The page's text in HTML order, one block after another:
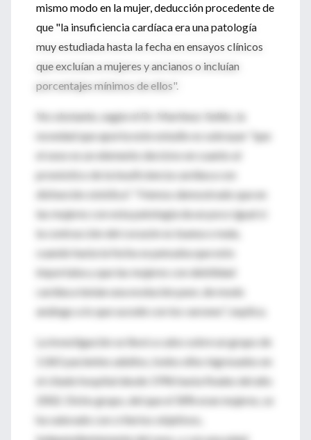
mismo modo en la mujer, deducción procedente de
que "la insuficiencia cardíaca era una patología
muy estudiada hasta la fecha en ensayos clínicos
que excluían a mujeres y ancianos o incluían
porcentajes mínimos de ellos".
No obstante, según el Dr. Martínez-Sellés, la
novedad que aporta este estudio es subrayar "que
el sexo es un elemento decisivo en cuanto al
pronóstico de la insuficiencia cardíaca con
disfunción sistólica". "Hemos demostrado que en
las mujeres con esta patología da un poco igual si
la contracción del corazón es buena o mala,
cuando hasta la fecha se pensaba que esto
importaba y que las mujeres con debilidad
cardíaca tenían una evolución peor, de modo
análogo a lo que sucede con los varones", explica.
La investigación se llevó a cabo sobre un grupo de
1.065 pacientes adultos, todos ellos ingresados en
el citado hospital desde 1996 hasta finales del año
2002. Dicho grupo, del que el 58% eran mujeres, se
ha valorado con criterios objetivos,